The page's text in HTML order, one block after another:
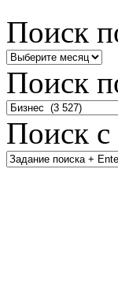
Поиск
Поиск
Поиск с